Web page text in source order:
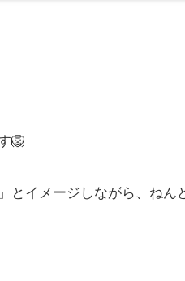
🦁
とイメージしながら、ねん